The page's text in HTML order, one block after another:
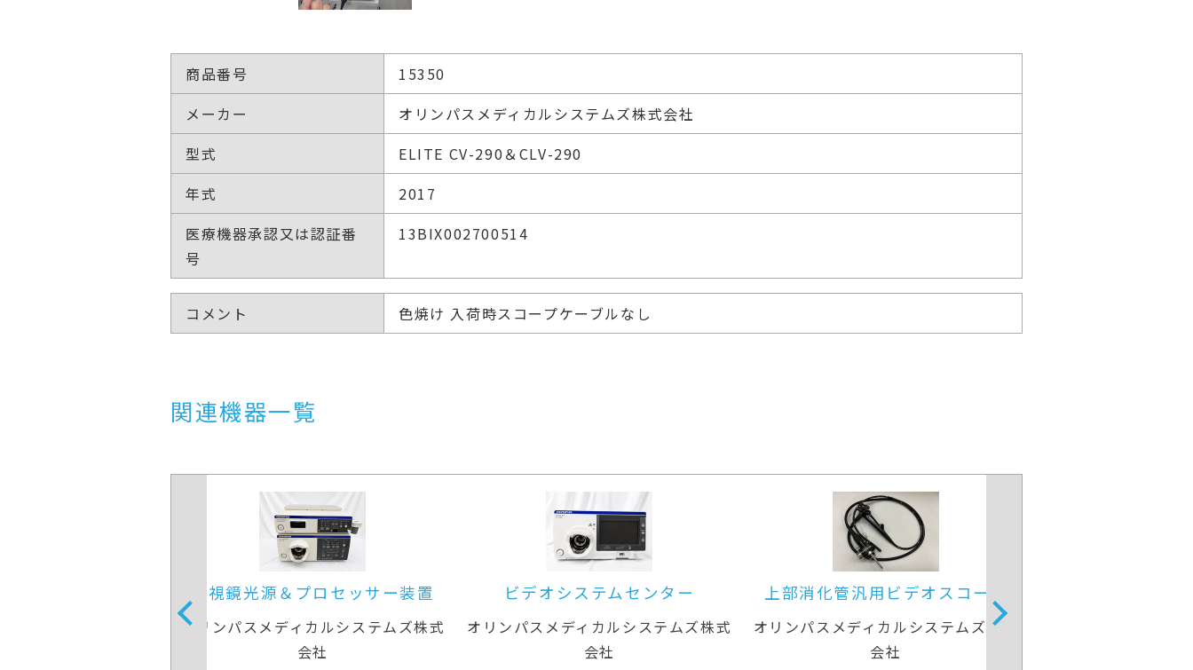
商品番号
15350
メーカー
オリンパスメディカルシステムズ株式会社
型式
ELITE CV-290＆CLV-290
年式
2017
医療機器承認又は認証番
号
13BIX002700514
コメント 色焼け 入荷時スコープケーブルなし
関連機器一覧
内視鏡光源＆プロセッサー装置
オリンパスメディカルシステムズ株式
ビデオシステムセンター
オリンパスメディカルシステムズ株式
上部消化管汎用ビデオスコープ
オリンパスメディカルシステムズ株式
上部消化管用細径処置スコープ
富士フイルムメディカル